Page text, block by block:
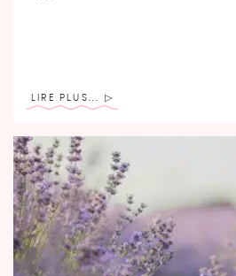
LIRE PLUS...